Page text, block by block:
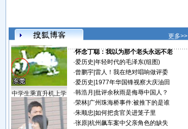
更多>>
中学生乘直升机上学
·怀念丁聪：我以为那个老头永远不老
·爱历史 年轻时代的毛泽东(组图)
·曾鹏宇| 雷人！我在绝对唱响做评委
·爱历史 1977年华国锋视察大庆油田
·韩浩月 批评余秋雨是侮辱中国人？
·荣林| 广州珠海桥事件:被推下的是谁
·朱顺忠 如何把贪官关进笼子里
·张原| 杭州飙车案中父亲角色的缺失